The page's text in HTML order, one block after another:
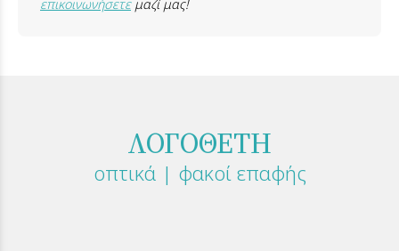
επικοινωνήσετεμαζί μας!
ΛΟΓΟΘΕΤΗ
οπτικά | φακοί επαφής